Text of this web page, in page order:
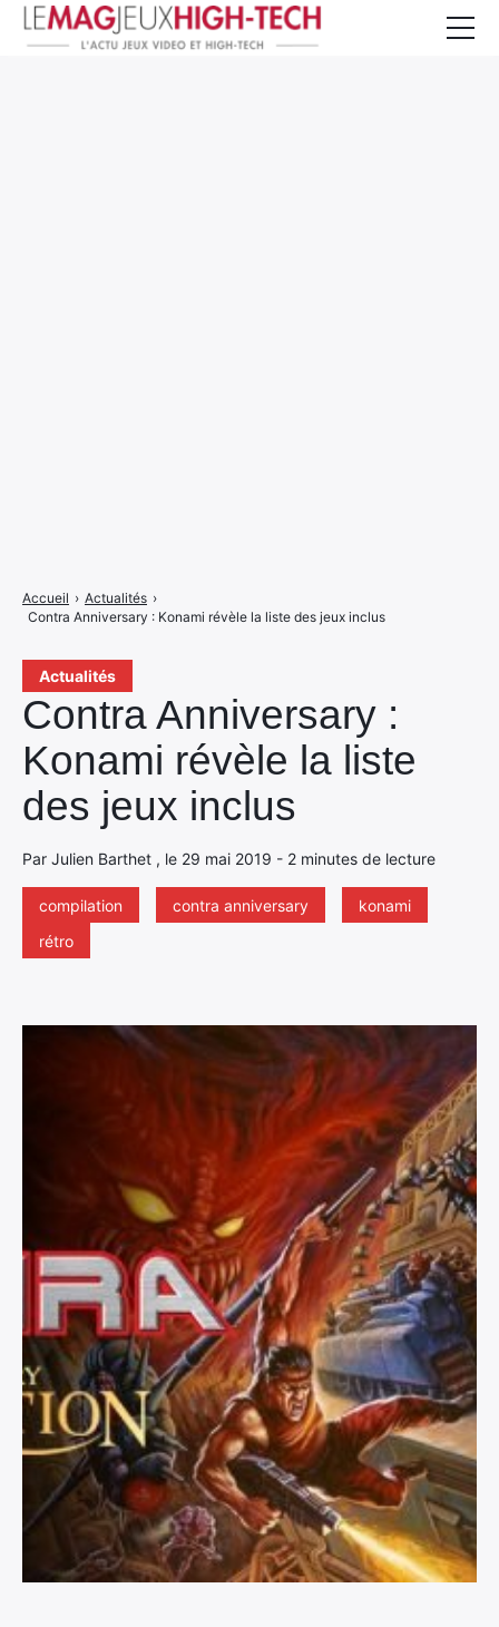
Actualités
Contra Anniversary :
Konami révèle la liste
des jeux inclus
Par Julien Barthet , le 29 mai 2019 - 2 minutes de lecture
compilation contra anniversary
konami
rétro
Accueil › Actualités ›
Contra Anniversary : Konami révèle la liste des jeux inclus